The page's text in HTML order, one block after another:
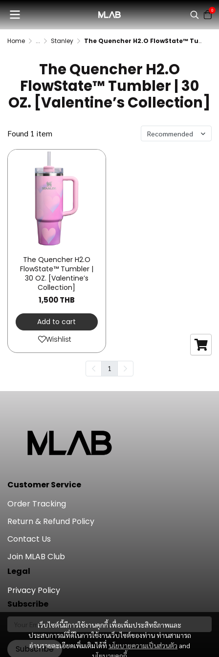
0
Home ... Stanley The Quencher H2.O FlowState™ Tumbler | 30 OZ. [Valentine’s Collection]
The Quencher H2.O
FlowState™ Tumbler | 30
OZ. [Valentine’s Collection]
Found 1 item Recommended
The Quencher H2.O
FlowState™ Tumbler |
30 OZ. [Valentine’s
Collection]
1,500 THB
Add to cart
Wishlist
1
เว็บไซต์นี้มีการใช้งานคุกกี้ เพื่อเพิ่มประสิทธิภาพและ
ประสบการณ์ที่ดีในการใช้งานเว็บไซต์ของท่าน ท่านสามารถ
อ่านรายละเอียดเพิ่มเติมได้ที่ นโยบายความเป็นส่วนตัว and
Customer Service
Order Tracking
Return & Refund Policy
Contact Us
Join MLAB Club
Legal
Privacy Policy
Subscribe
Subscribe